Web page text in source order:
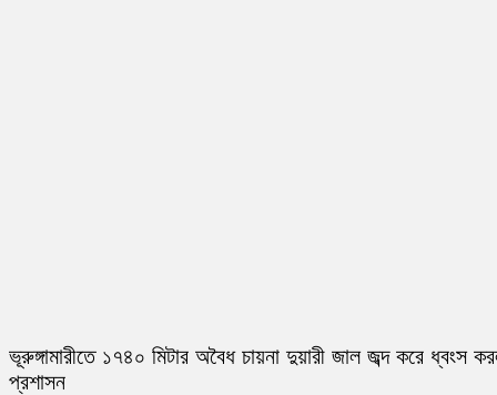
ভূরুঙ্গামারীতে ১৭৪০ মিটার অবৈধ চায়না দুয়ারী জাল জব্দ করে ধ্বংস
প্রশাসন